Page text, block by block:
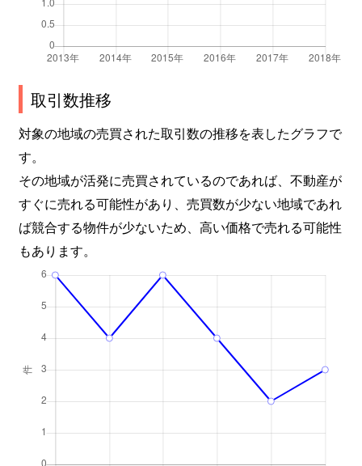
取引数推移
対象の地域の売買された取引数の推移を表したグラフで
す。
その地域が活発に売買されているのであれば、不動産が
すぐに売れる可能性があり、売買数が少ない地域であれ
ば競合する物件が少ないため、高い価格で売れる可能性
もあります。